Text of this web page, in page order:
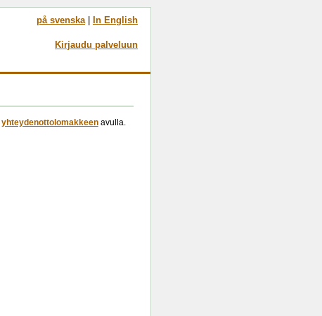
på svenska| In English
Kirjaudu palveluun
yhteydenottolomakkeen avulla.